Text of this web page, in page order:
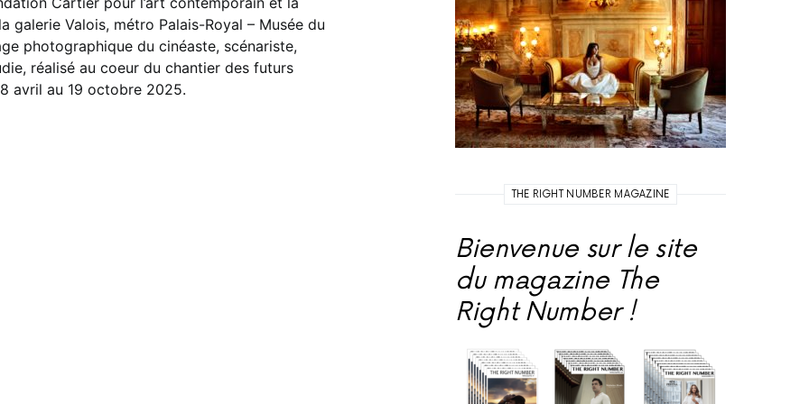
galerie Valois, métro Palais-Royal – Musée du
photographique du cinéaste, scénariste,
réalisé au coeur du chantier des futurs
avril au 19 octobre 2025.
THE RIGHT NUMBER MAGAZINE
Bienvenue sur le site
du magazine The
Right Number !